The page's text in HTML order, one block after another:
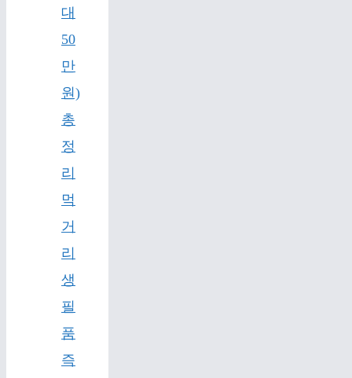
대
50
만
원)
총
정
리
먹
거
리
생
필
품
즉